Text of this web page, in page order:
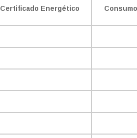
Certificado Energético